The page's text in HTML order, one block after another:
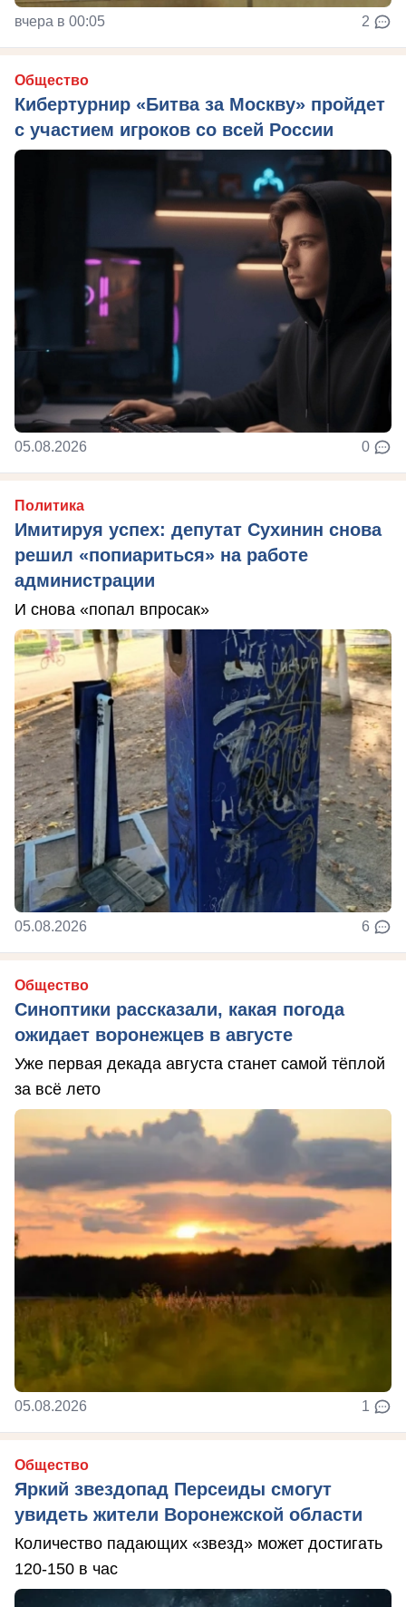
вчера в 00:05 2
Общество
Кибертурнир «Битва за Москву» пройдет
с участием игроков со всей России
05.08.2026 0
Политика
Имитируя успех: депутат Сухинин снова
решил «попиариться» на работе
администрации
И снова «попал впросак»
05.08.2026 6
Общество
Синоптики рассказали, какая погода
ожидает воронежцев в августе
Уже первая декада августа станет самой тёплой
за всё лето
05.08.2026 1
Общество
Яркий звездопад Персеиды смогут
увидеть жители Воронежской области
Количество падающих «звезд» может достигать
120-150 в час